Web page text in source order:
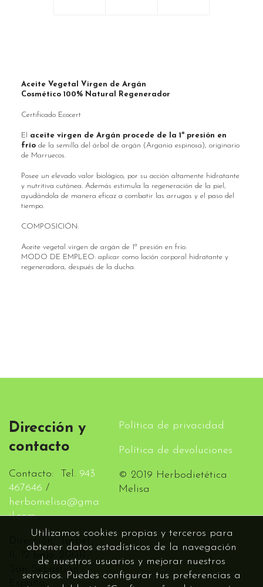
Aceite Vegetal Virgen de Argán
Cosmético 100% Natural Regenerador
Certificado Ecocert
El aceite virgen de Argán procede de la 1ª presión en
fríode la semilla del árbol de argán (Argania espinosa), originario
de Marruecos.
Posee un elevado valor biológico, por su acción altamente hidratante
y nutritiva cutánea. Además estimula la regeneración de la piel,
ayudándola de manera eficaz a combatir las arrugas y el paso del
tiempo.
COMPOSICIÓN:
Aceite vegetal virgen de argán de 1ª presión en frío.
MODO DE EMPLEO: aplicar como loción corporal hidratante y
regeneradora, después de la ducha.
Dirección y
contacto
Contacto: Tel. 943
467646 /
herbomelisa@gma
il.com
Dirección: Isabel
II, 12 bajo. 20011
San Sebastián -
Política de privacidad
Política de devoluciones
© 2019 Herbodietética
Melisa
Utilizamos cookies propias y terceros para
obtener datos estadísticos de la navegación
de nuestros usuarios y mejorar nuestros
servicios. Puedes configurar tus preferencias a